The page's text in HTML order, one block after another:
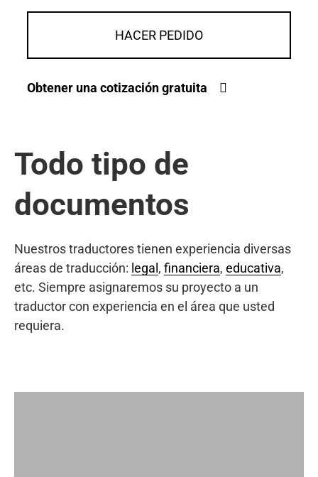
HACER PEDIDO
Obtener una cotización gratuita
Todo tipo de
documentos
Nuestros traductores tienen experiencia diversas
áreas de traducción: legal , financiera, educativa,
etc. Siempre asignaremos su proyecto a un
traductor con experiencia en el área que usted
requiera.